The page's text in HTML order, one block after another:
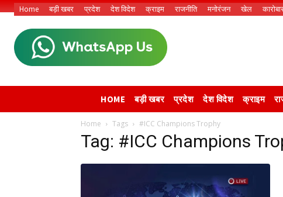
Home बड़ी खबर प्रदेश देश विदेश क्राइम राजनीति मनोरंजन खेल
HOME बड़ी खबर प्रदेश देश विदेश क्राइम
Home Tags #ICC Champions Trophy
Tag: #ICC Champions